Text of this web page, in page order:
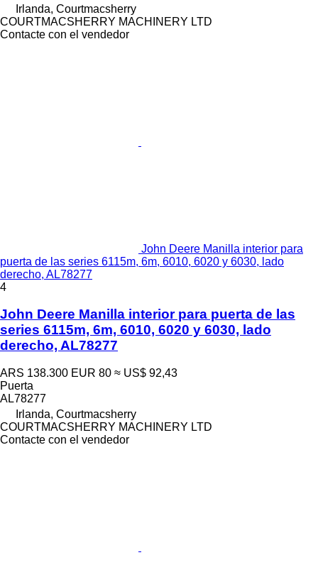
Irlanda, Courtmacsherry
COURTMACSHERRY MACHINERY LTD
Contacte con el vendedor
John Deere Manilla interior para
puerta de las series 6115m, 6m, 6010, 6020 y 6030, lado
derecho, AL78277
4
John Deere Manilla interior para puerta de las
series 6115m, 6m, 6010, 6020 y 6030, lado
derecho, AL78277
ARS 138.300 EUR 80 ≈ US$ 92,43
Puerta
AL78277
Irlanda, Courtmacsherry
COURTMACSHERRY MACHINERY LTD
Contacte con el vendedor